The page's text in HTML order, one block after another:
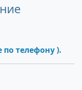
по телефону ).